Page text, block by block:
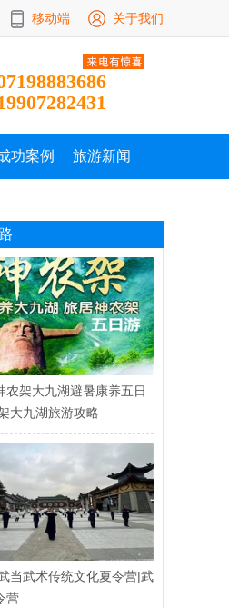
移动端 关于我们
功案例 旅游新闻
农架大九湖避暑康养五日
大九湖旅游攻略
当武术传统文化夏令营|武
营